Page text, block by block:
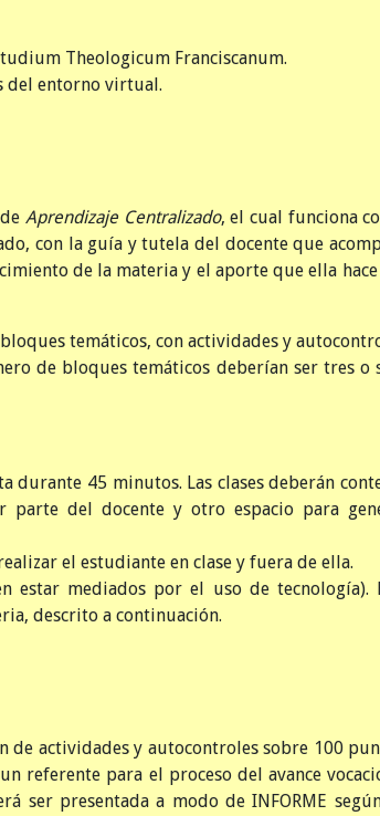
Theologicum Franciscanum.
del entorno virtual.
deAprendizaje Centralizado, el cual funciona
con la guía y tutela del docente que
de la materia y el aporte que ella
temáticos, con actividades y
de bloques temáticos deberían ser tres o
durante 45 minutos. Las clases deberán
parte del docente y otro espacio para
el estudiante en clase y fuera de ella.
estar mediados por el uso de tecnología).
descrito a continuación.
de actividades y autocontroles sobre 100
referente para el proceso del avance
ser presentada a modo de INFORME